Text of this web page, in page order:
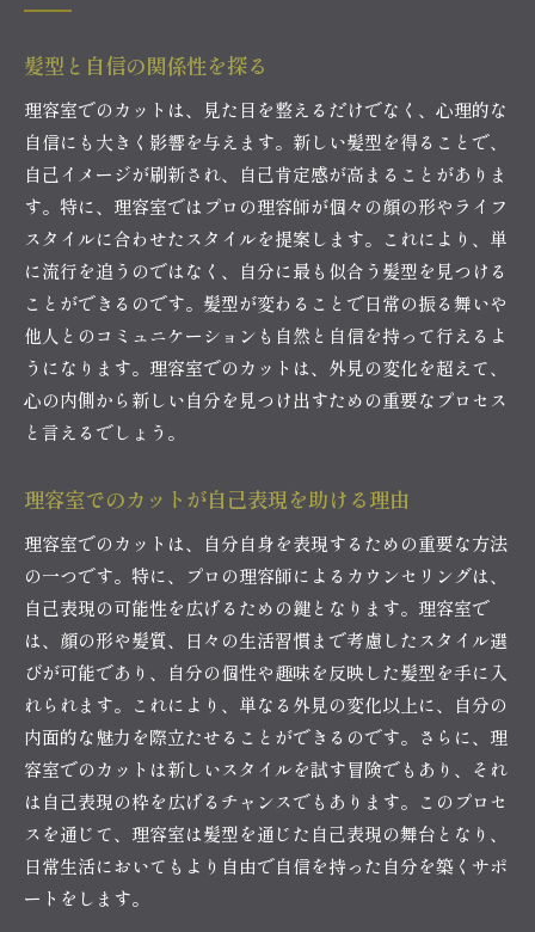
髪型と自信の関係性を探る
理容室でのカットは、見た目を整えるだけでなく、心理的な
自信にも大きく影響を与えます。新しい髪型を得ることで、
自己イメージが刷新され、自己肯定感が高まることがありま
す。特に、理容室ではプロの理容師が個々の顔の形やライフ
スタイルに合わせたスタイルを提案します。これにより、単
に流行を追うのではなく、自分に最も似合う髪型を見つける
ことができるのです。髪型が変わることで日常の振る舞いや
他人とのコミュニケーションも自然と自信を持って行えるよ
うになります。理容室でのカットは、外見の変化を超えて、
心の内側から新しい自分を見つけ出すための重要なプロセス
と言えるでしょう。
理容室でのカットが自己表現を助ける理由
理容室でのカットは、自分自身を表現するための重要な方法
の一つです。特に、プロの理容師によるカウンセリングは、
自己表現の可能性を広げるための鍵となります。理容室で
は、顔の形や髪質、日々の生活習慣まで考慮したスタイル選
びが可能であり、自分の個性や趣味を反映した髪型を手に入
れられます。これにより、単なる外見の変化以上に、自分の
内面的な魅力を際立たせることができるのです。さらに、理
容室でのカットは新しいスタイルを試す冒険でもあり、それ
は自己表現の枠を広げるチャンスでもあります。このプロセ
スを通じて、理容室は髪型を通じた自己表現の舞台となり、
日常生活においてもより自由で自信を持った自分を築くサポ
ートをします。